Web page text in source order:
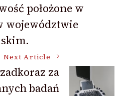
położone w
województwie
Next Article
za
badań